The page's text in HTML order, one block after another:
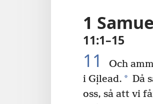
1
11:1–15
11 Och
i Gịlead. * Då
oss, så att vi